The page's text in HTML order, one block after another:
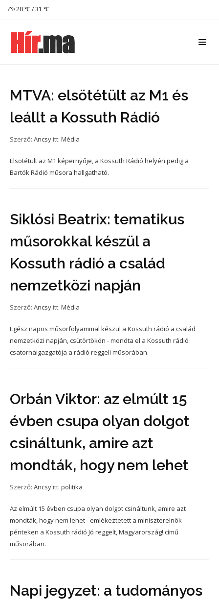
20 ℃ / 31 ℃
MTVA: elsötétült az M1 és
leállt a Kossuth Rádió
Szerző: Ancsy itt: Média
Elsötétült az M1 képernyője, a Kossuth Rádió helyén pedig a
Bartók Rádió műsora hallgatható.
Siklósi Beatrix: tematikus
műsorokkal készül a
Kossuth rádió a család
nemzetközi napján
Szerző: Ancsy itt: Média
Egész napos műsorfolyammal készül a Kossuth rádió a család
nemzetközi napján, csütörtökön - mondta el a Kossuth rádió
csatornaigazgatója a rádió reggeli műsorában.
Orbán Viktor: az elmúlt 15
évben csupa olyan dolgot
csináltunk, amire azt
mondták, hogy nem lehet
Szerző: Ancsy itt: politika
Az elmúlt 15 évben csupa olyan dolgot csináltunk, amire azt
mondták, hogy nem lehet - emlékeztetett a miniszterelnök
pénteken a Kossuth rádió Jó reggelt, Magyarország! című
műsorában.
Napi jegyzet: a tudományos